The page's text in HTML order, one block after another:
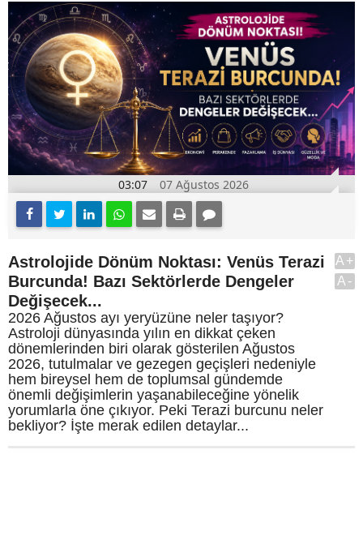
03:07 07 Ağustos 2026
Astrolojide Dönüm Noktası: Venüs Terazi
Burcunda! Bazı Sektörlerde Dengeler
Değişecek...
2026 Ağustos ayı yeryüzüne neler taşıyor?
Astroloji dünyasında yılın en dikkat çeken
dönemlerinden biri olarak gösterilen Ağustos
2026, tutulmalar ve gezegen geçişleri nedeniyle
hem bireysel hem de toplumsal gündemde
önemli değişimlerin yaşanabileceğine yönelik
yorumlarla öne çıkıyor. Peki Terazi burcunu neler
bekliyor? İşte merak edilen detaylar...
A+
A-